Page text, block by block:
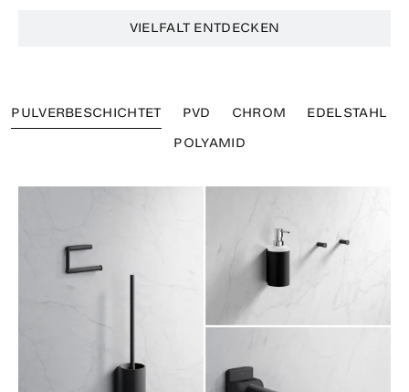
VIELFALT ENTDECKEN
PULVERBESCHICHTET PVD CHROM
EDELSTAHL
POLYAMID